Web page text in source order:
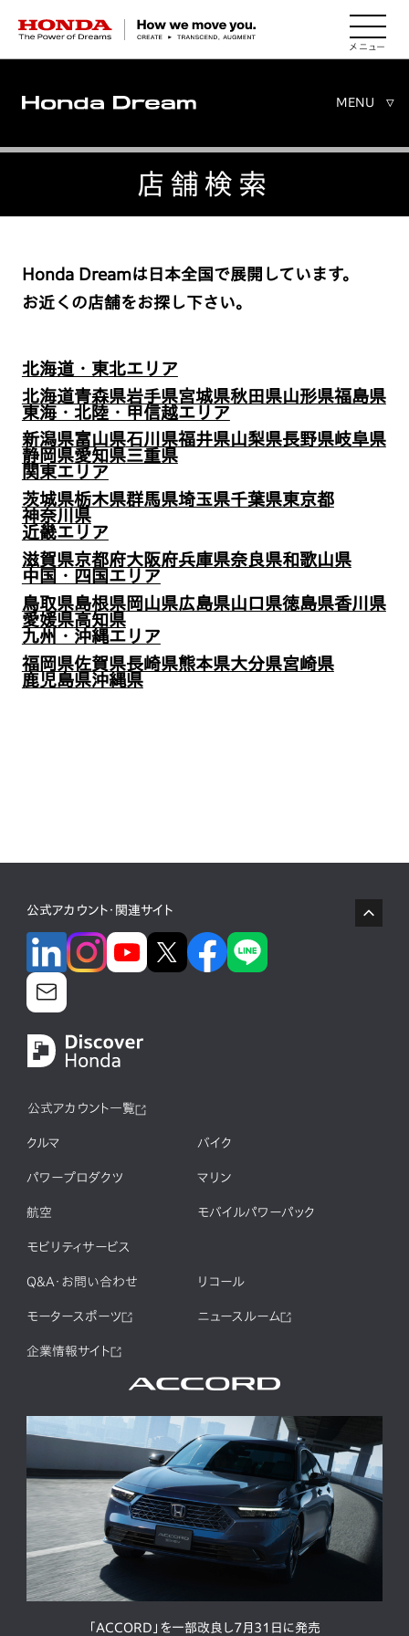
HONDA The Power of Dreams
MENU ▽
店舗検索
Honda Dreamは日本全国で展開しています。
お近くの店舗をお探し下さい。
北海道・東北エリア
北海道青森県岩手県宮城県秋田県山形県福島県
東海・北陸・甲信越エリア
新潟県富山県石川県福井県山梨県長野県岐阜県
静岡県愛知県三重県
関東エリア
茨城県栃木県群馬県埼玉県千葉県東京都
神奈川県
近畿エリア
滋賀県京都府大阪府兵庫県奈良県和歌山県
中国・四国エリア
鳥取県島根県岡山県広島県山口県徳島県香川県
愛媛県高知県
九州・沖縄エリア
福岡県佐賀県長崎県熊本県大分県宮崎県
鹿児島県沖縄県
公式アカウント・関連サイト
公式アカウント一覧
クルマ バイク
パワープロダクツ マリン
航空 モバイルパワーパック
モビリティサービス
Q&A・お問い合わせ リコール
モータースポーツ ニュースルーム
企業情報サイト
「ACCORD」を一部改良し7月31日に発売